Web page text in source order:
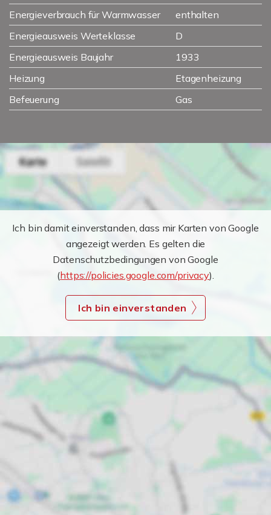
Energieverbrauch für Warmwasser
enthalten
Energieausweis Werteklasse
D
Energieausweis Baujahr
1933
Heizung
Etagenheizung
Befeuerung
Gas
Ich bin damit einverstanden, dass mir Karten von Google
angezeigt werden. Es gelten die
Datenschutzbedingungen von Google
(https://policies.google.com/privacy).
Ich bin einverstanden